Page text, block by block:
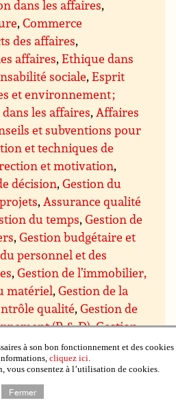
dans les affaires,
,Commerce
des affaires,
affaires,Ethique dans
sociale,Esprit
et environnement ;
dans les affaires,Affaires
et subventions pour
et techniques de
et motivation,
décision,Gestion du
,Assurance qualité
du temps,Gestion de
,Gestion budgétaire et
personnel et des
,Gestion de l’immobilier,
matériel,Gestion de la
qualité,Gestion de
(R & D),Gestion
,Gestion des achats et
,Gestion de la
et présentation
à son bon fonctionnement et des cookies
cliquez ici.
vous consentez à l’utilisation de cookies.
Fermer